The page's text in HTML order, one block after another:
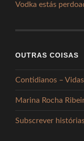
Vodka estás
OUTRAS COISAS
Contidianos –
Marina Rocha
Subscrever